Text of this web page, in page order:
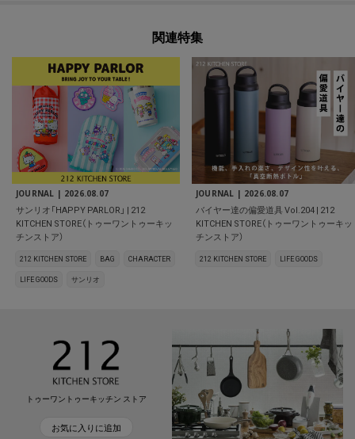
関連特集
JOURNAL | 2026.08.07
サンリオ「HAPPY PARLOR」 | 212
KITCHEN STORE（トゥーワントゥーキッ
チンストア）
212 KITCHEN STORE BAG
CHARACTER
LIFE GOODS
サンリオ
JOURNAL | 2026.08.07
バイヤー達の偏愛道具 Vol.204 | 212
KITCHEN STORE（トゥーワントゥーキッ
チンストア）
212 KITCHEN STORE LIFE GOODS
トゥーワントゥーキッチン ストア
お気に入りに追加